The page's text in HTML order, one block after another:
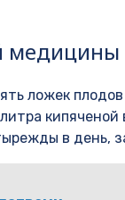
медицины
ложек
в день,